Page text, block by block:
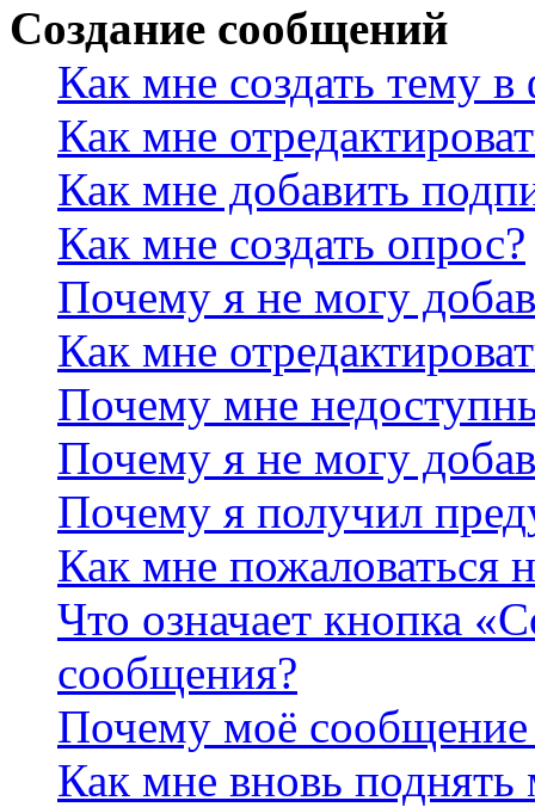
Создание сообщений
Как мне создать тему
Как мне
Как мне добавить
Как мне создать опрос?
Почему я не могу
Как мне
Почему мне
Почему я не могу
Почему я получил
Как мне пожаловаться
Что означает кнопка
сообщения?
Почему моё сообщение
Как мне вновь